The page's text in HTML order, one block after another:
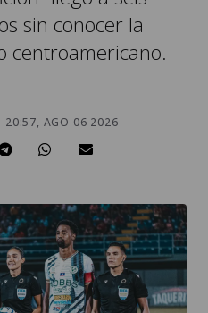
sin conocer la
centroamericano.
20:57, AGO 06 2026